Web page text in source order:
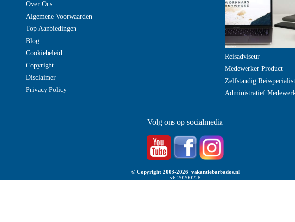
Over Ons
Algemene Voorwaarden
Top Aanbiedingen
Blog
Cookiebeleid
Copyright
Disclaimer
Privacy Policy
Reisadviseur
Medewerker Product
Zelfstandig Reisspecialist
Administratief
Volg ons op socialmedia
© Copyright 2008-2026 vakantiebarbados.nl
v6.20200228